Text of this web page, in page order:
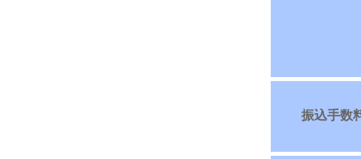
振込手数